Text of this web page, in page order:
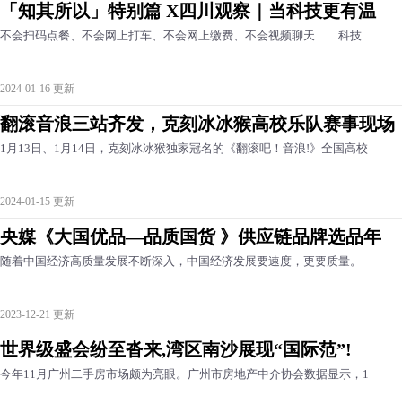
「知其所以」特别篇 X四川观察｜当科技更有温
不会扫码点餐、不会网上打车、不会网上缴费、不会视频聊天……科技
2024-01-16 更新
翻滚音浪三站齐发，克刻冰冰猴高校乐队赛事现场
1月13日、1月14日，克刻冰冰猴独家冠名的《翻滚吧！音浪!》全国高校
2024-01-15 更新
央媒《大国优品—品质国货 》供应链品牌选品年
随着中国经济高质量发展不断深入，中国经济发展要速度，更要质量。
2023-12-21 更新
世界级盛会纷至沓来,湾区南沙展现“国际范”!
今年11月广州二手房市场颇为亮眼。广州市房地产中介协会数据显示，1